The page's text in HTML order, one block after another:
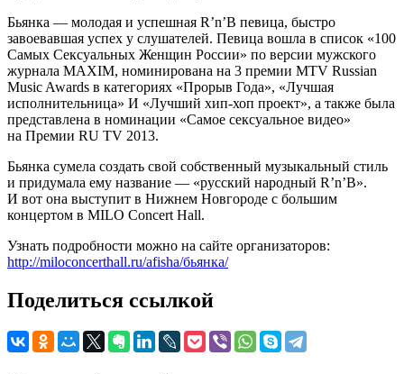
Бьянка — молодая и успешная R’n’B певица, быстро
завоевавшая успех у слушателей. Певица вошла в список «100
Самых Сексуальных Женщин России» по версии мужского
журнала MAXIM, номинирована на 3 премии MTV Russian
Music Awards в категориях «Прорыв Года», «Лучшая
исполнительница» И «Лучший хип-хоп проект», а также была
представлена в номинации «Самое сексуальное видео»
на Премии RU TV 2013.
Бьянка сумела создать свой собственный музыкальный стиль
и придумала ему название — «русский народный R’n’B».
И вот она выступит в Нижнем Новгороде с большим
концертом в MILO Concert Hall.
Узнать подробности можно на сайте организаторов:
http://miloconcerthall.ru/afisha/бьянка/
Поделиться ссылкой